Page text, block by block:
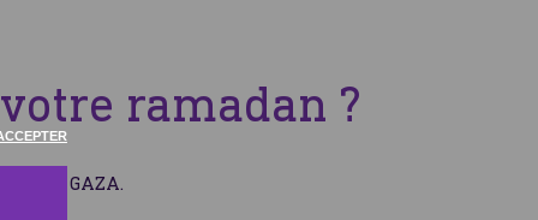
ramadan ?
à GAZA.